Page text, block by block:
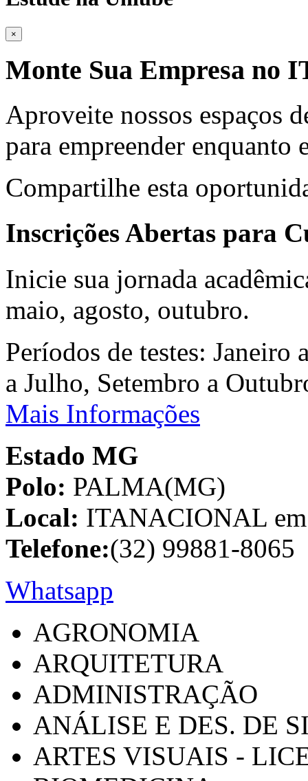
×
Monte Sua Empresa no
Aproveite nossos espaços
para empreender enquanto
Compartilhe esta
Inscrições Abertas para
Inicie sua jornada
maio, agosto, outubro.
Períodos de testes:
a Julho, Setembro a
Mais Informações
Estado MG
Polo: PALMA(MG)
Local: ITANACIONAL
Telefone:(32) 99881-8065
Whatsapp
AGRONOMIA
ARQUITETURA
ADMINISTRAÇÃO
ANÁLISE E DES. DE
ARTES VISUAIS -